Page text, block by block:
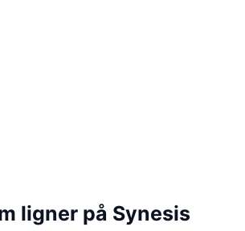
ligner på Synesis